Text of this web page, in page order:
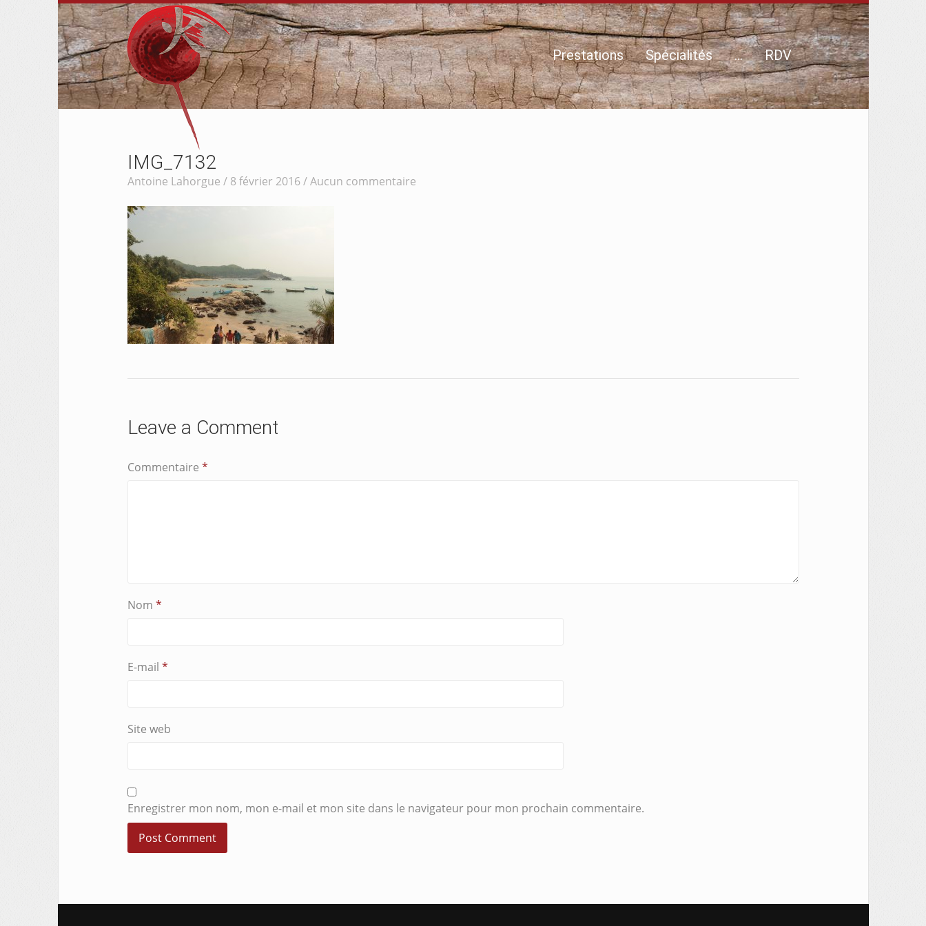
Prestations Spécialités … RDV
IMG_7132
Antoine Lahorgue / 8 février 2016 /Aucun commentaire
Leave a Comment
Commentaire *
Nom *
E-mail *
Site web
Enregistrer mon nom, mon e-mail et mon site dans le navigateur pour mon prochain commentaire.